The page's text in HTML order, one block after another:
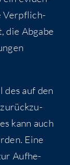
Ver­pflich­
die Abga­be
auf den
kann auch
Eine
Auf­he­